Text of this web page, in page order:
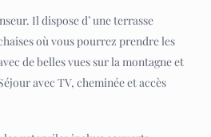
Il dispose d’ une terrasse
où vous pourrez prendre les
de belles vues sur la montagne et
avec TV, cheminée et accès